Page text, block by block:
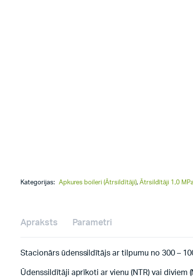
Kategorijas: Apkures boileri (Ātrsildītāji), Ātrsildītāji 1,0
Apraksts Parametri
Stacionārs ūdenssildītājs ar tilpumu no 300 –
Ūdenssildītāji aprīkoti ar vienu (NTR) vai diviem